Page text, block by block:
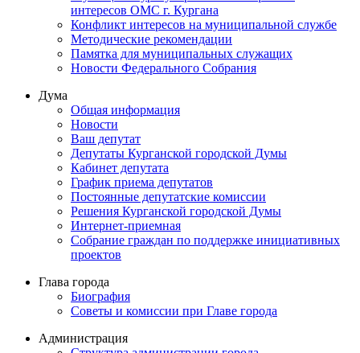
интересов ОМС г. Кургана
Конфликт интересов на муниципальной службе
Методические рекомендации
Памятка для муниципальных служащих
Новости Федерального Cобрания
Дума
Общая информация
Новости
Ваш депутат
Депутаты Курганской городской Думы
Кабинет депутата
График приема депутатов
Постоянные депутатские комиссии
Решения Курганской городской Думы
Интернет-приемная
Собрание граждан по поддержке инициативных
проектов
Глава города
Биография
Советы и комиссии при Главе города
Администрация